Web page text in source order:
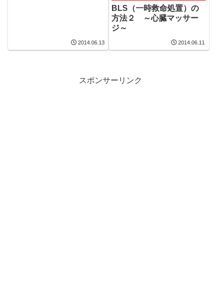
2014.06.13
BLS（一時救命処置）の
方法２ ～心臓マッサー
ジ～
2014.06.11
スポンサーリンク